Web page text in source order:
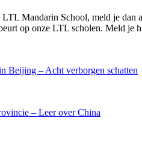
Mandarin School, meld je dan
op onze LTL scholen. Meld je
Beijing – Acht verborgen schatten
– Leer over China